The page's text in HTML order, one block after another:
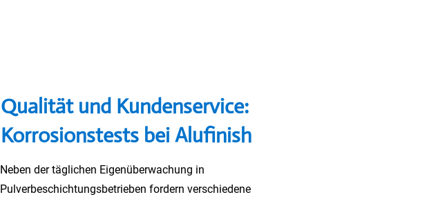
Qualität und Kundenservice:
Korrosionstests bei Alufinish
Neben der täglichen Eigenüberwachung in
Pulverbeschichtungsbetrieben fordern verschiedene